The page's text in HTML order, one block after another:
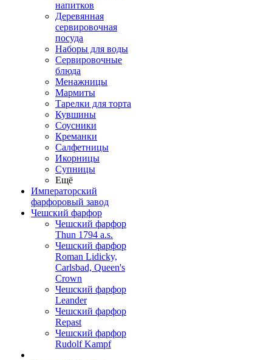
напитков
Деревянная
сервировочная
посуда
Наборы для воды
Сервировочные
блюда
Менажницы
Мармиты
Тарелки для торта
Кувшины
Соусники
Креманки
Салфетницы
Икорницы
Супницы
Ещё
Императорский
фарфоровый завод
Чешский фарфор
Чешский фарфор
Thun 1794 a.s.
Чешский фарфор
Roman Lidicky,
Carlsbad, Queen's
Crown
Чешский фарфор
Leander
Чешский фарфор
Repast
Чешский фарфор
Rudolf Kampf